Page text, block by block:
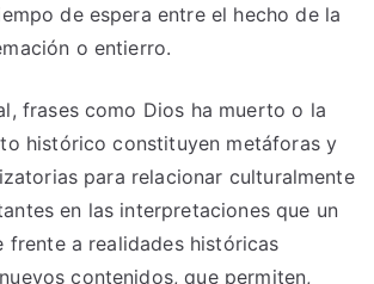
de espera entre el hecho de la
o entierro.
frases como Dios ha muerto o la
histórico constituyen metáforas y
para relacionar culturalmente
en las interpretaciones que un
frente a realidades históricas
contenidos, que permiten,